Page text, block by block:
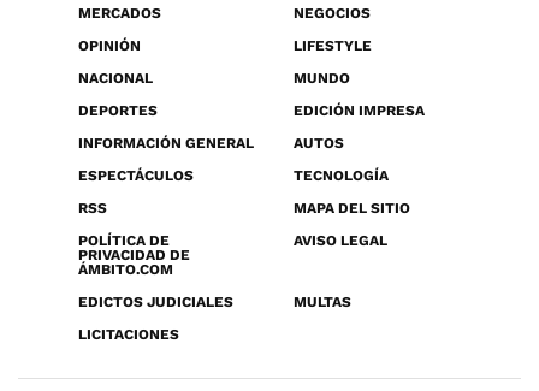
MERCADOS
NEGOCIOS
OPINIÓN
LIFESTYLE
NACIONAL
MUNDO
DEPORTES
EDICIÓN IMPRESA
INFORMACIÓN GENERAL
AUTOS
ESPECTÁCULOS
TECNOLOGÍA
RSS
MAPA DEL SITIO
POLÍTICA DE
PRIVACIDAD DE
ÁMBITO.COM
AVISO LEGAL
EDICTOS JUDICIALES
MULTAS
LICITACIONES